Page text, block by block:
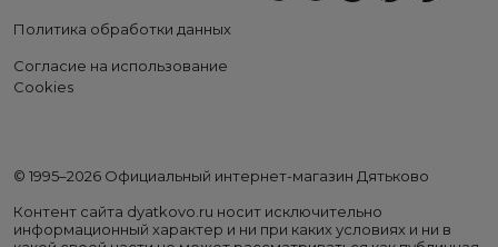
Политика обработки данных
Согласие на использование
Cookies
© 1995–2026 Официальный интернет-магазин Дятьково
Контент сайта dyatkovo.ru носит исключительно
информационный характер и ни при каких условиях и ни в